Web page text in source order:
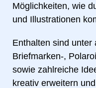
Möglichkeiten, wie
und Illustrationen
Enthalten sind unter
Briefmarken-,
sowie zahlreiche
kreativ erweitern